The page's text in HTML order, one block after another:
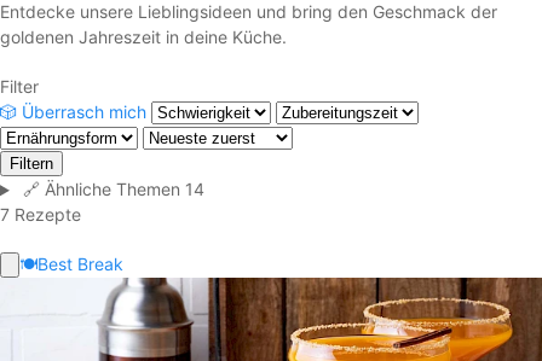
Entdecke unsere Lieblingsideen und bring den Geschmack der
goldenen Jahreszeit in deine Küche.
Filter
🎲 Überrasch mich
Filtern
🔗 Ähnliche Themen 14
7 Rezepte
🍽️Best Break